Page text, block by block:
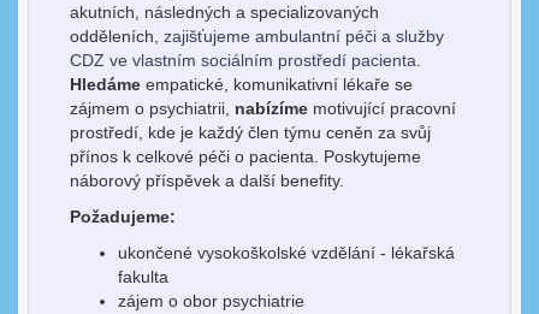
akutních, následných a specializovaných
odděleních, zajišťujeme ambulantní péči a služby
CDZ ve vlastním sociálním prostředí pacienta.
Hledámeempatické, komunikativní lékaře se
zájmem o psychiatrii, nabízíme motivující pracovní
prostředí, kde je každý člen týmu ceněn za svůj
přínos k celkové péči o pacienta. Poskytujeme
náborový příspěvek a další benefity.
Požadujeme:
ukončené vysokoškolské vzdělání - lékařská
fakulta
zájem o obor psychiatrie